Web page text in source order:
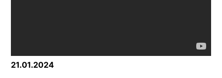
21.01.2024